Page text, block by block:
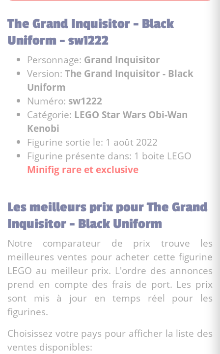
The Grand Inquisitor - Black
Uniform - sw1222
Personnage: Grand Inquisitor
Version: The Grand Inquisitor - Black
Uniform
Numéro: sw1222
Catégorie: LEGO Star Wars Obi-Wan
Kenobi
Figurine sortie le: 1 août 2022
Figurine présente dans: 1 boite LEGO
Minifig rare et exclusive
Les meilleurs prix pour The Grand
Inquisitor - Black Uniform
Notre comparateur de prix trouve les
meilleures ventes pour acheter cette figurine
LEGO au meilleur prix. L'ordre des annonces
prend en compte des frais de port. Les prix
sont mis à jour en temps réel pour les
figurines.
Choisissez votre pays pour afficher la liste des
ventes disponibles: